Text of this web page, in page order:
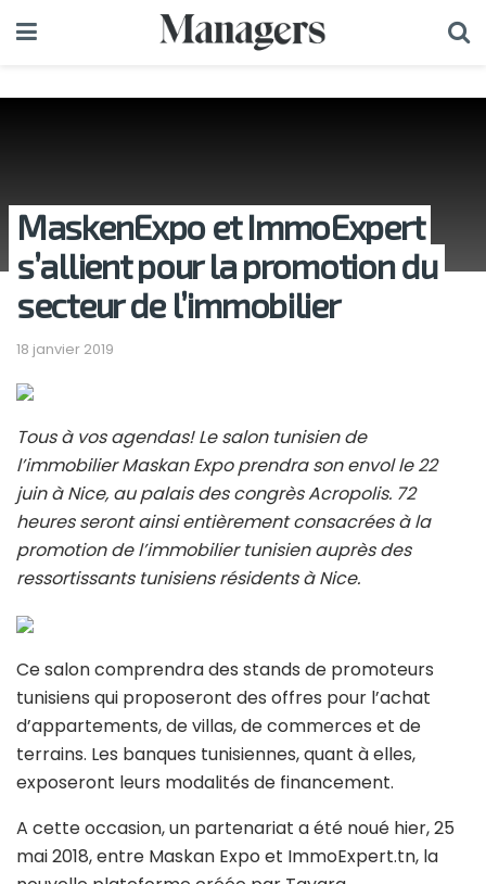
MaskenExpo et ImmoExpert
s’allient pour la promotion du
secteur de l’immobilier
18 janvier 2019
Tous à vos agendas! Le salon tunisien de
l’immobilier Maskan Expo prendra son envol le 22
juin à Nice, au palais des congrès Acropolis. 72
heures seront ainsi entièrement consacrées à la
promotion de l’immobilier tunisien auprès des
ressortissants tunisiens résidents à Nice.
Ce salon comprendra des stands de promoteurs
tunisiens qui proposeront des offres pour l’achat
d’appartements, de villas, de commerces et de
terrains. Les banques tunisiennes, quant à elles,
exposeront leurs modalités de financement.
A cette occasion, un partenariat a été noué hier, 25
mai 2018, entre Maskan Expo et ImmoExpert.tn, la